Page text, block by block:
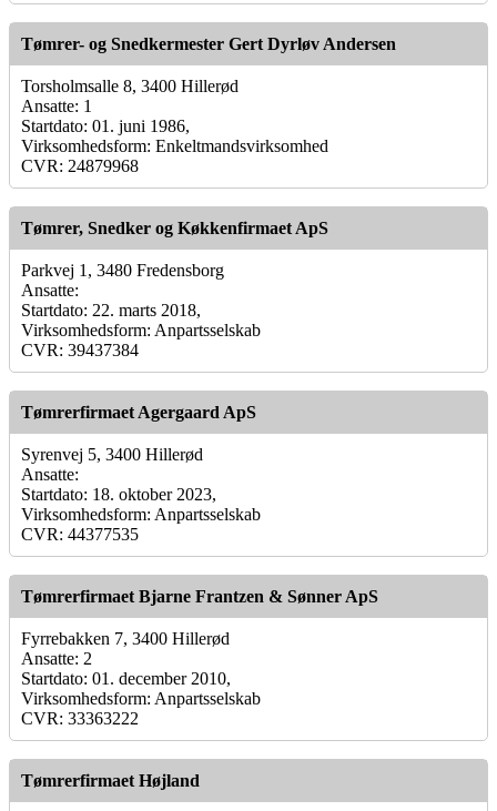
Tømrer- og Snedkermester Gert Dyrløv Andersen
Torsholmsalle 8, 3400 Hillerød
Ansatte: 1
Startdato: 01. juni 1986,
Virksomhedsform: Enkeltmandsvirksomhed
CVR: 24879968
Tømrer, Snedker og Køkkenfirmaet ApS
Parkvej 1, 3480 Fredensborg
Ansatte:
Startdato: 22. marts 2018,
Virksomhedsform: Anpartsselskab
CVR: 39437384
Tømrerfirmaet Agergaard ApS
Syrenvej 5, 3400 Hillerød
Ansatte:
Startdato: 18. oktober 2023,
Virksomhedsform: Anpartsselskab
CVR: 44377535
Tømrerfirmaet Bjarne Frantzen & Sønner ApS
Fyrrebakken 7, 3400 Hillerød
Ansatte: 2
Startdato: 01. december 2010,
Virksomhedsform: Anpartsselskab
CVR: 33363222
Tømrerfirmaet Højland